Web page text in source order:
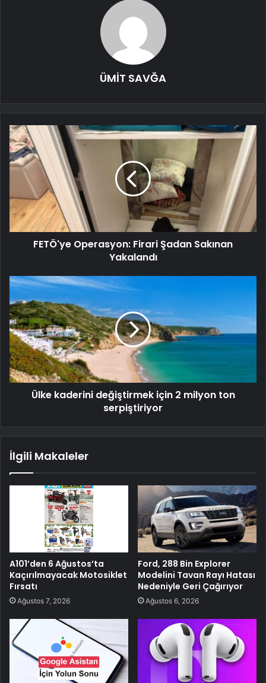
ÜMİT SAVĞA
FETÖ'ye Operasyon: Firari Şadan Sakınan
Yakalandı
Ülke kaderini değiştirmek için 2 milyon ton
serpiştiriyor
İlgili Makaleler
A101’den 6 Ağustos’ta
Kaçırılmayacak Motosiklet
Fırsatı
Ağustos 7, 2026
Ford, 288 Bin Explorer
Modelini Tavan Rayı Hatası
Nedeniyle Geri Çağırıyor
Ağustos 6, 2026